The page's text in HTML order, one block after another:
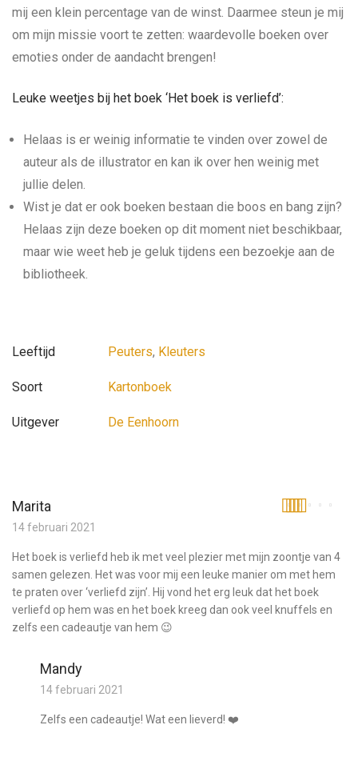
mij een klein percentage van de winst. Daarmee steun je mij
om mijn missie voort te zetten: waardevolle boeken over
emoties onder de aandacht brengen!
Leuke weetjes bij het boek ‘Het boek is verliefd’:
Helaas is er weinig informatie te vinden over zowel de
auteur als de illustrator en kan ik over hen weinig met
jullie delen.
Wist je dat er ook boeken bestaan die boos en bang zijn?
Helaas zijn deze boeken op dit moment niet beschikbaar,
maar wie weet heb je geluk tijdens een bezoekje aan de
bibliotheek.
Leeftijd Peuters, Kleuters
Soort Kartonboek
Uitgever De Eenhoorn
Marita
14 februari 2021
Het boek is verliefd heb ik met veel plezier met mijn zoontje van 4
samen gelezen. Het was voor mij een leuke manier om met hem
te praten over ‘verliefd zijn’. Hij vond het erg leuk dat het boek
verliefd op hem was en het boek kreeg dan ook veel knuffels en
zelfs een cadeautje van hem 😉
Mandy
14 februari 2021
Zelfs een cadeautje! Wat een lieverd! ❤️